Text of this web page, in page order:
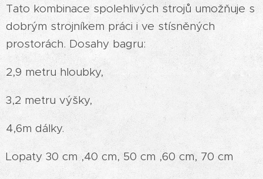
Tato kombinace spolehlivých strojů umožňuje s
dobrým strojníkem práci i ve stísněných
prostorách. Dosahy bagru:
2,9 metru hloubky,
3,2 metru výšky,
4,6m dálky.
Lopaty 30 cm ,40 cm, 50 cm ,60 cm, 70 cm